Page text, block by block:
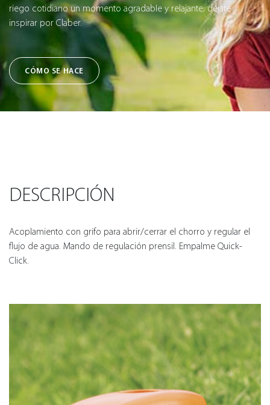
riego cotidiano un momento agradable y relajante: déjate
inspirar por Claber.
CÓMO SE HACE
DESCRIPCIÓN
Acoplamiento con grifo para abrir/cerrar el chorro y regular el
flujo de agua. Mando de regulación prensil. Empalme Quick-
Click.